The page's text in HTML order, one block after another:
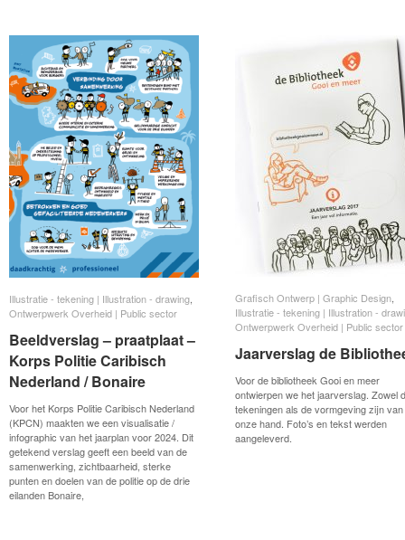
Illustratie - tekening | Illustration - drawing
Ontwerpwerk Overheid | Public sector
Beeldverslag – praatplaat –
Korps Politie Caribisch
Nederland / Bonaire
Voor het Korps Politie Caribisch Nederland
(KPCN) maakten we een visualisatie /
infographic van het jaarplan voor 2024. Dit
getekend verslag geeft een beeld van de
samenwerking, zichtbaarheid, sterke
punten en doelen van de politie op de drie
eilanden Bonaire,
Illustratie - tekening | Illustration - drawing
Ontwerpwerk Overheid | Public sector
Beeldverslag – praatplaat –
Korps Politie Caribisch
Nederland / Bonaire
Grafisch Ontwerp | Graphic Design
Illustratie - tekening | Illustration -
Ontwerpwerk Overheid | Public sector
Jaarverslag de
Voor de bibliotheek Gooi en meer
ontwierpen we het jaarverslag. Zowel
tekeningen als de vormgeving zijn van
onze hand. Foto’s en tekst werden
aangeleverd.
Grafisch Ontwerp | Graphic Design
Illustratie - tekening | Illustration -
Ontwerpwerk Overheid | Public sector
Jaarverslag de